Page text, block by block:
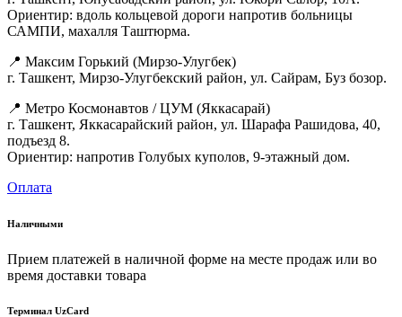
Ориентир: вдоль кольцевой дороги напротив больницы
САМПИ, махалля Таштюрма.
📍 Максим Горький (Мирзо-Улугбек)
г. Ташкент, Мирзо-Улугбекский район, ул. Сайрам, Буз бозор.
📍 Метро Космонавтов / ЦУМ (Яккасарай)
г. Ташкент, Яккасарайский район, ул. Шарафа Рашидова, 40,
подъезд 8.
Ориентир: напротив Голубых куполов, 9-этажный дом.
Оплата
Наличными
Прием платежей в наличной форме на месте продаж или во
время доставки товара
Терминал UzCard